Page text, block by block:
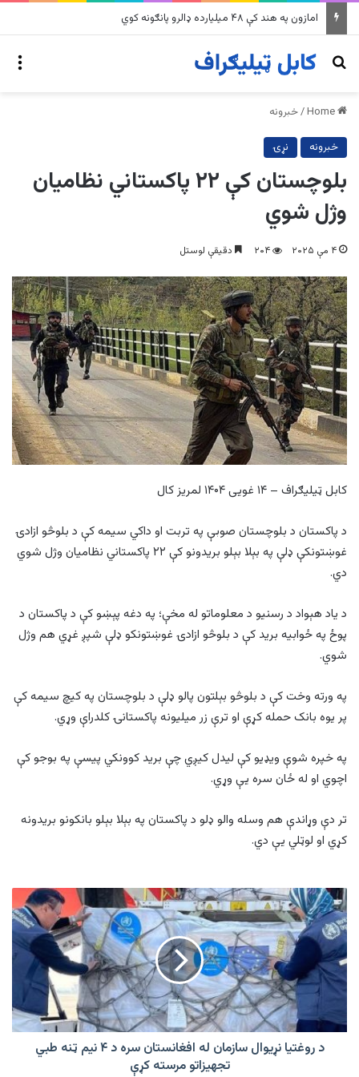
په وینزویلا کې زورورو زلزلو پراخ زیانونه اړولي
Search for
/خبرونه
خبرونه نړۍ
بلوچستان کې ۲۲ پاکستاني نظامیان
وژل شوي
۴ مې ۲۰۲۵ ۲۰۴ دقیقې لوستل
کابل ټیلیګراف – ۱۴ غویی ۱۴۰۴ لمریز کال
د پاکستان د بلوچستان صوبې په تربت او داکي سیمه کې د بلوڅو ازادۍ
غوښتونکې ډلې په بېلا بېلو بریدونو کې ۲۲ پاکستاني نظامیان وژل شوي
دي.
د یاد هېواد د رسنیو د معلوماتو له مخې؛ په دغه پېښو کې د پاکستان د
پوځ په ځوابیه برید کې د بلوڅو ازادۍ غوښتونکو ډلې شپږ غړي هم وژل
شوي.
په ورته وخت کې د بلوڅو بېلتون پالو ډلې د بلوچستان په کیچ سیمه کې
پر یوه بانک حمله کړې او ترې زر میلیونه پاکستانۍ کلدراې وړي.
په خپره شوې ویډیو کې لیدل کیږي چې برید کوونکي پیسې په بوجو کې
اچوي او له ځان سره یې وړي.
تر دې وړاندې هم وسله والو ډلو د پاکستان په بېلا بېلو بانکونو بریدونه
کړي او لوټلي یې دي.
د
روغتیا
نړیوال
سازمان
له
افغانستان
سره
۴
د روغتیا نړیوال سازمان له افغانستان سره د ۴ نیم ټنه طبي
تجهیزاتو مرسته کړې